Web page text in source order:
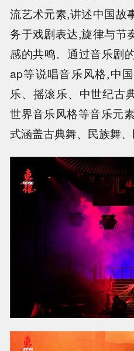
流艺术元素,讲述中国故
务于戏剧表达,旋律与节
感的共鸣。通过音乐剧
ap等说唱音乐风格,中
乐、摇滚乐、中世纪古
世界音乐风格等音乐元
式涵盖古典舞、民族舞、